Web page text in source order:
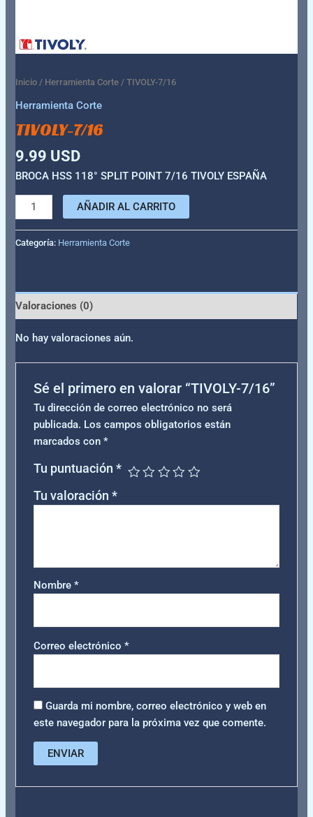
Inicio / Herramienta Corte / TIVOLY-7/16
Herramienta Corte
TIVOLY-7/16
9.99 USD
BROCA HSS 118° SPLIT POINT 7/16 TIVOLY ESPAÑA
AÑADIR AL CARRITO
Categoría: Herramienta Corte
Valoraciones (0)
No hay valoraciones aún.
Sé el primero en valorar “TIVOLY-7/16”
Tu dirección de correo electrónico no será
publicada. Los campos obligatorios están
marcados con *
Tu puntuación *
Tu valoración *
Nombre *
Correo electrónico *
Guarda mi nombre, correo electrónico y web en
este navegador para la próxima vez que comente.